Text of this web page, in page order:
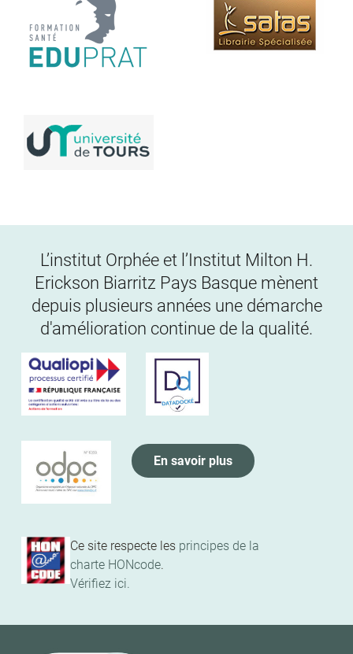
L’institut Orphée et l’Institut Milton H.
Erickson Biarritz Pays Basque mènent
depuis plusieurs années une démarche
d'amélioration continue de la qualité.
Ce site respecte les principes de la
charte HONcode.
Vérifiez ici.
En savoir plus